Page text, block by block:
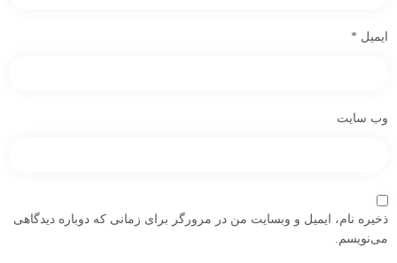
ایمیل *
وب‌ سایت
ذخیره نام، ایمیل و وبسایت من در مرورگر برای زمانی که دوباره دیدگاهی
می‌نویسم.